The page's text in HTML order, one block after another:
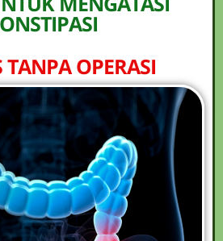
TANPA OPERASI